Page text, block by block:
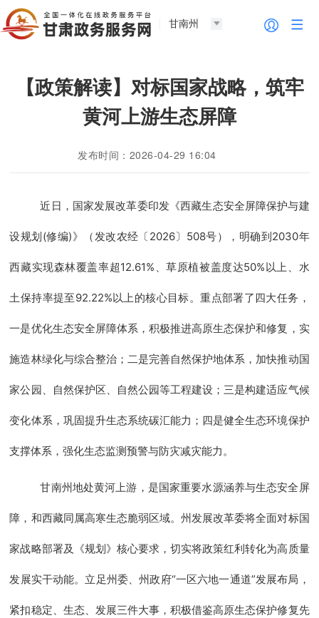
甘南州
【政策解读】对标国家战略，筑牢
黄河上游生态屏障
发布时间：2026-04-29 16:04
近日，国家发展改革委印发《西藏生态安全屏障保护与建
设规划(修编)》（发改农经〔2026〕508号），明确到2030年
西藏实现森林覆盖率超12.61%、草原植被盖度达50%以上、水
土保持率提至92.22%以上的核心目标。重点部署了四大任务，
一是优化生态安全屏障体系，积极推进高原生态保护和修复，实
施造林绿化与综合整治；二是完善自然保护地体系，加快推动国
家公园、自然保护区、自然公园等工程建设；三是构建适应气候
变化体系，巩固提升生态系统碳汇能力；四是健全生态环境保护
支撑体系，强化生态监测预警与防灾减灾能力。
甘南州地处黄河上游，是国家重要水源涵养与生态安全屏
障，和西藏同属高寒生态脆弱区域。州发展改革委将全面对标国
家战略部署及《规划》核心要求，切实将政策红利转化为高质量
发展实干动能。立足州委、州政府“一区六地一通道”发展布局，
紧扣稳定、生态、发展三件大事，积极借鉴高原生态保护修复先